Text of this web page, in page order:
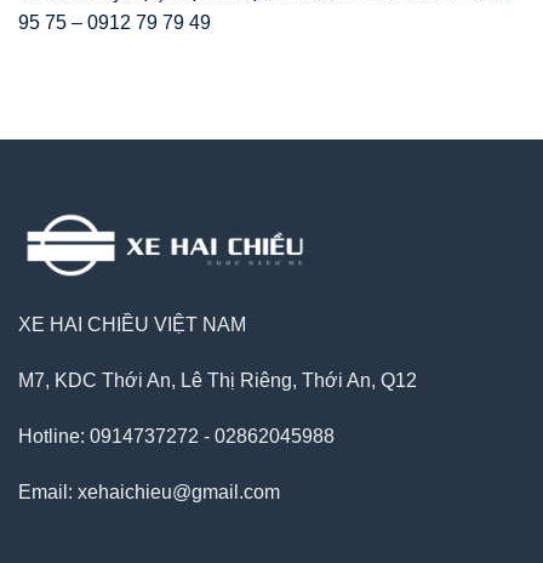
95 75 – 0912 79 79 49
XE HAI CHIỀU VIỆT NAM
M7, KDC Thới An, Lê Thị Riêng, Thới An, Q12
Hotline: 0914737272 - 02862045988
Email: xehaichieu@gmail.com